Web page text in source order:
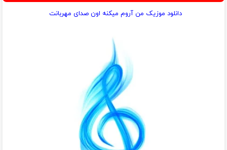
دانلود موزیک من آروم میکنه اون صدای مهربانت